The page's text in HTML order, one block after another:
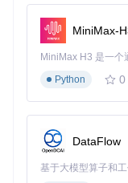
技术栈架构
核心框架
Qt框架：采用Qt
S和Linux的一致
效率
XML/Plist处理
性列表文件
功能模块划分
MiniMax-
Python
0
DataFlow
基于大模型算子和